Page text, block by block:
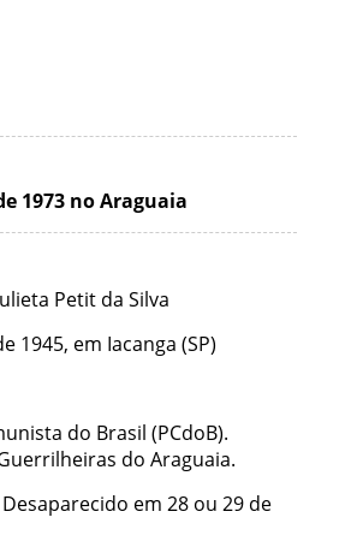
1973 no Araguaia
Petit da Silva
1945, em Iacanga (SP)
do Brasil (PCdoB).
do Araguaia.
Desaparecido em 28 ou 29 de